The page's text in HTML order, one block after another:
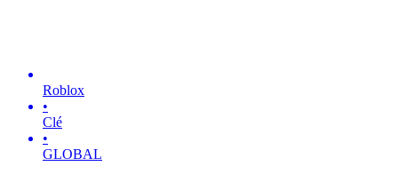
Roblox
•
Clé
•
GLOBAL